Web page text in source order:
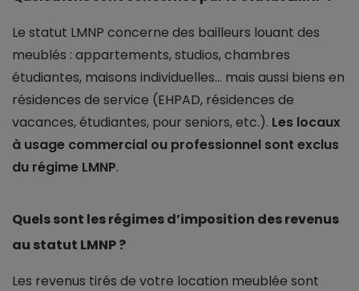
Le statut LMNP concerne des bailleurs louant des
meublés : appartements, studios, chambres
étudiantes, maisons individuelles... mais aussi biens en
résidences de service (EHPAD, résidences de
vacances, étudiantes, pour seniors, etc.). Les locaux
à usage commercial ou professionnel sont exclus
du régime LMNP.
Quels sont les régimes d’imposition des revenus
au statut LMNP ?
Les revenus tirés de votre location meublée sont